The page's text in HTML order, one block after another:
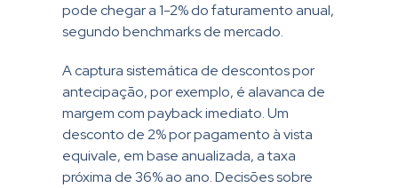
pode chegar a 1-2% do faturamento anual,
segundo benchmarks de mercado.
A captura sistemática de descontos por
antecipação, por exemplo, é alavanca de
margem com payback imediato. Um
desconto de 2% por pagamento à vista
equivale, em base anualizada, a taxa
próxima de 36% ao ano. Decisões sobre